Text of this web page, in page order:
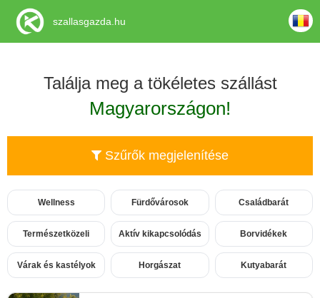
Találja meg a tökéletes szállást
Magyarországon!
Szűrők megjelenítése
Wellness Fürdővárosok Családbarát
Természetközeli Aktív kikapcsolódás Borvidékek
Várak és kastélyok Horgászat Kutyabarát
szallasgazda.hu